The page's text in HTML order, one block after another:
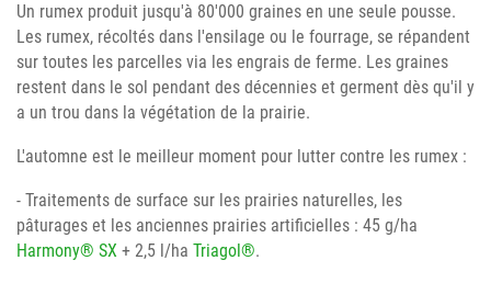
Un rumex produit jusqu'à 80'000 graines en une seule pousse.
Les rumex, récoltés dans l'ensilage ou le fourrage, se répandent
sur toutes les parcelles via les engrais de ferme. Les graines
restent dans le sol pendant des décennies et germent dès qu'il y
a un trou dans la végétation de la prairie.
L'automne est le meilleur moment pour lutter contre les rumex :
- Traitements de surface sur les prairies naturelles, les
pâturages et les anciennes prairies artificielles : 45 g/ha
Harmony® SX + 2,5 l/ha Triagol®.